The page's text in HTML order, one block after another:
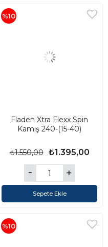
Fladen Xtra Flexx Spin
Kamış 240-(15-40)
₺1.395,00
₺1.550,00
Sepete Ekle
%10
%10